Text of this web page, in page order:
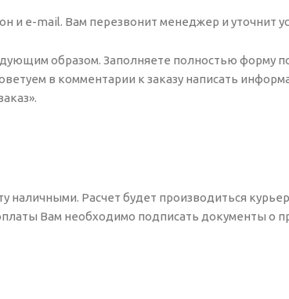
e-mail. Вам перезвонит менеджер и уточнит
образом. Заполняете полностью форму
в комментарии к заказу написать
наличными. Расчет будет производиться
Вам необходимо подписать документы о